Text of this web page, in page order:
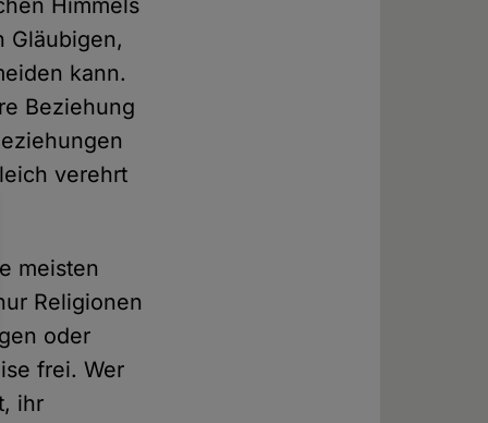
Himmels
Gläubigen,
kann.
Beziehung
verehrt
meisten
Religionen
oder
frei. Wer
ihr